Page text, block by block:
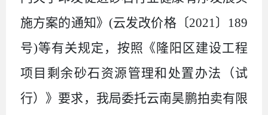
施方案的通知》 (云发改价格〔2021 〕 189
号)等有关规定 ， 按照《隆阳区建设工程
项目剩余砂石资源管理和处置办法（试
行）》要求， 我局委托云南昊鹏拍卖有限